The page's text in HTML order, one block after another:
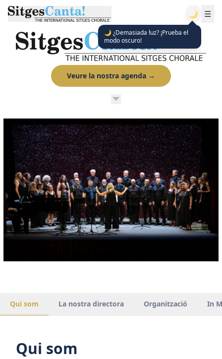
🌙
🌙 ¿Demasiada luz? ¡Prueba el
modo oscuro!
☰
Veure la nostra agenda →
Qui som La nostra directora Organització In
Qui som